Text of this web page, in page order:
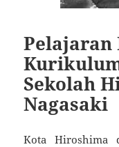
Pelajaran
Sekolah
Nagasaki
Kota Hiroshima